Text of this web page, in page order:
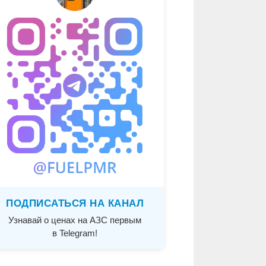
ПОДПИСАТЬСЯ НА КАНАЛ
Узнавай о ценах на АЗС первым
в Telegram!